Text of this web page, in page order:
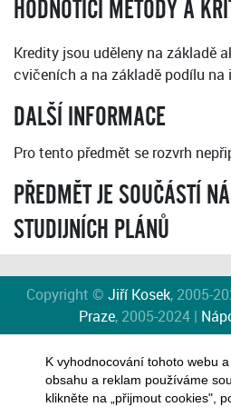
HODNOTICÍ METODY A
Kredity jsou uděleny na základě
cvičeních a na základě podílu
DALŠÍ INFORMACE
Pro tento předmět se rozvrh
PŘEDMĚT JE SOUČÁSTÍ
STUDIJNÍCH PLÁNŮ
Copyright © Jiří Kosek, 2005-
Praze, 2005-2024 |
K vyhodnocování tohoto webu
obsahu a reklam používáme
klikněte na „přijmout cookies",